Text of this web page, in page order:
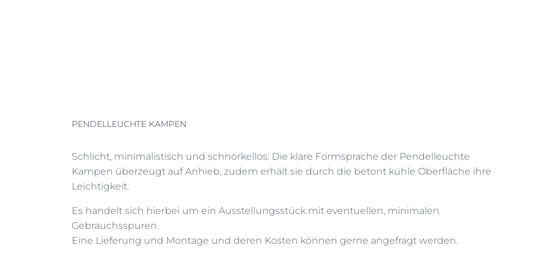
PENDELLEUCHTE KAMPEN
Schlicht, minimalistisch und schnörkellos: Die klare Formsprache der Pendelleuchte
Kampen überzeugt auf Anhieb, zudem erhält sie durch die betont kühle Oberfläche ihre
Leichtigkeit.
Es handelt sich hierbei um ein Ausstellungsstück mit eventuellen, minimalen
Gebrauchsspuren.
Eine Lieferung und Montage und deren Kosten können gerne angefragt werden.